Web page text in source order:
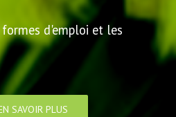
d'emploi et les
SAVOIR PLUS